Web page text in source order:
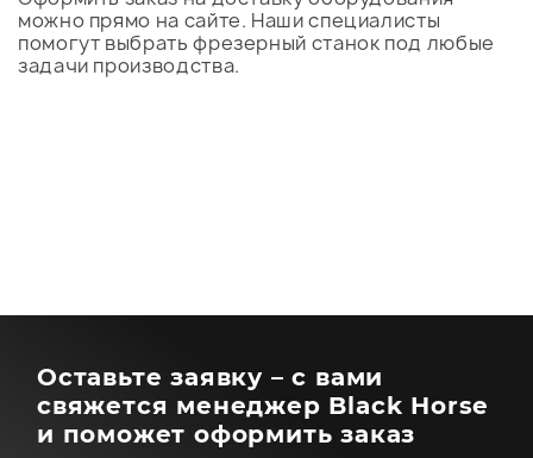
можно прямо на сайте. Наши специалисты
помогут выбрать фрезерный станок под любые
задачи производства.
Оставьте заявку – с вами
свяжется менеджер Black Horse
и поможет оформить заказ